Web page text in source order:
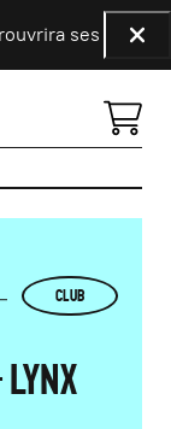
ses portes
CLUB